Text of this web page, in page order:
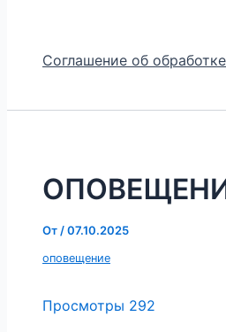
Соглашение об
От /07.10.2025
оповещение
Просмотры 292